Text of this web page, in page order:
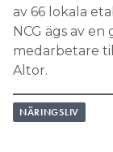
av 66 lokala
NCG ägs av
medarbetare
Altor.
NÄRINGSLIV